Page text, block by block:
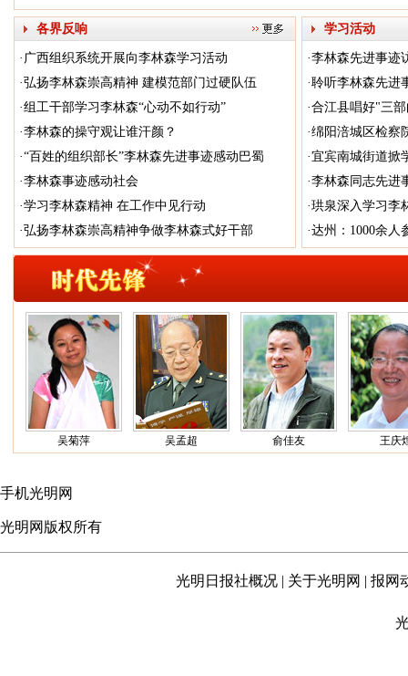
各界反响
· 广西组织系统开展向李林森学习活动
·弘扬李林森崇高精神 建模范部门过硬队伍
·组工干部学习李林森“心动不如行动”
·李林森的操守观让谁汗颜？
·“百姓的组织部长”李林森先进事迹感动巴蜀
·李林森事迹感动社会
·学习李林森精神 在工作中见行动
·弘扬李林森崇高精神争做李林森式好干部
学习活动
·李林森先进事迹
·聆听李林森先进
·合江县唱好"三
·绵阳涪城区检察
·宜宾南城街道掀
·李林森同志先进
·珙泉深入学习李
·达州：1000余人
吴菊萍 吴孟超 俞佳友 王庆煌
手机光明网
光明网版权所有
光明日报社概况 | 关于光明网 | 报网